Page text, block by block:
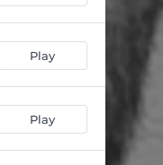
Play
Play